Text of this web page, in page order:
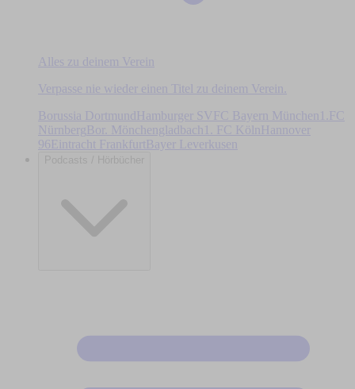
Alles zu deinem Verein
Verpasse nie wieder einen Titel zu deinem Verein.
Borussia DortmundHamburger SV FC Bayern München
1.FC
Nürnberg Bor. Mönchengladbach 1. FC Köln
Hannover
96Eintracht Frankfurt Bayer Leverkusen
Podcasts / Hörbücher